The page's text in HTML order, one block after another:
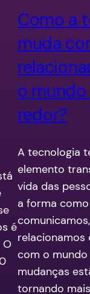
é
Como a
muda
o
redor?
A tecnologia
elemento
vida das
a forma
relacionamos
com o mundo
mudanças
tornando